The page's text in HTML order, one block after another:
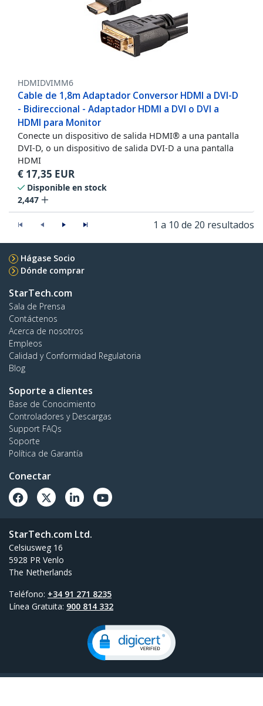
HDMIDVIMM6
Cable de 1,8m Adaptador Conversor HDMI a DVI-D
- Bidireccional - Adaptador HDMI a DVI o DVI a
HDMI para Monitor
Conecte un dispositivo de salida HDMI® a una pantalla
DVI-D, o un dispositivo de salida DVI-D a una pantalla
HDMI
€ 17,35 EUR
Disponible en stock
2,447
1 a 10 de 20 resultados
Hágase Socio
Dónde comprar
StarTech.com
Sala de Prensa
Contáctenos
Acerca de nosotros
Empleos
Calidad y Conformidad Regulatoria
Blog
Soporte a clientes
Base de Conocimiento
Controladores y Descargas
Support FAQs
Soporte
Política de Garantía
Conectar
StarTech.com Ltd.
Celsiusweg 16
5928 PR Venlo
The Netherlands
Teléfono: +34 91 271 8235
Línea Gratuita: 900 814 332